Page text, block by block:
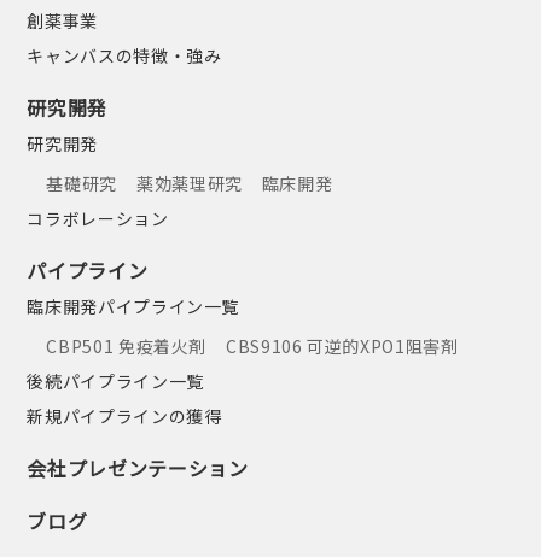
創薬事業
キャンバスの特徴・強み
研究開発
研究開発
基礎研究
薬効薬理研究
臨床開発
コラボレーション
パイプライン
臨床開発パイプライン一覧
CBP501 免疫着火剤
CBS9106 可逆的XPO1阻害剤
後続パイプライン一覧
新規パイプラインの獲得
会社プレゼンテーション
ブログ